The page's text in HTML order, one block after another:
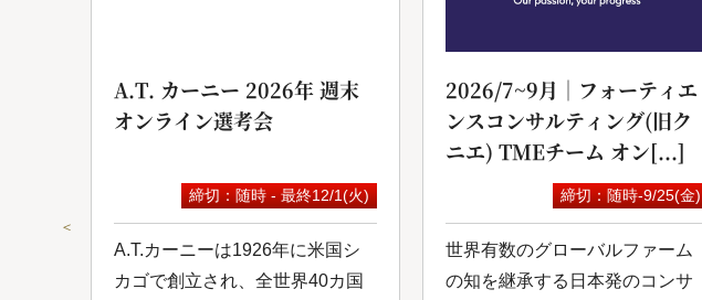
＜
A.T. カーニー 2026年 週末
オンライン選考会
締切：随時 - 最終12/1(火)
A.T.カーニーは1926年に米国シ
カゴで創立され、全世界40カ国
2026/7~9月｜フォーティエ
ンスコンサルティング(旧ク
ニエ) TMEチーム オン[...]
締切：随時-9/25(金)
世界有数のグローバルファーム
の知を継承する日本発のコンサ